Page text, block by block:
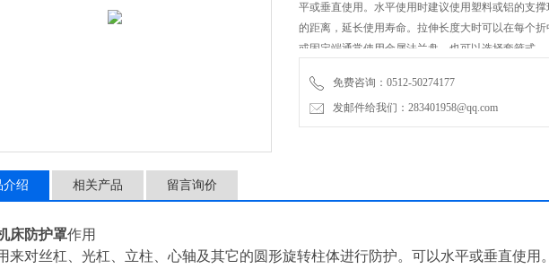
平或垂直使用。水平使用时建议使用塑料或铝的支
的距离，延长使用寿命。拉伸长度大时可以在每个
或固定端通常使用金属法兰盘，也可以选择套箍式
免费咨询：0512-50274177
发邮件给我们：283401958@qq.com
介绍 相关产品 留言询价
床防护罩作用
来对丝杠、光杠、立柱、心轴及其它的圆形旋转柱体进行防护。可以水平或垂直使用